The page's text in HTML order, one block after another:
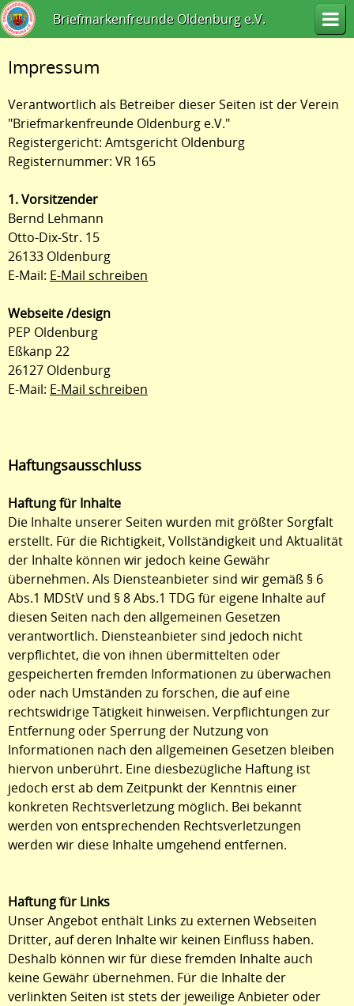
Briefmarkenfreunde Oldenburg e.V.
Impressum
Verantwortlich als Betreiber dieser Seiten ist der Verein
"Briefmarkenfreunde Oldenburg e.V."
Registergericht: Amtsgericht Oldenburg
Registernummer: VR 165
1. Vorsitzender
Bernd Lehmann
Otto-Dix-Str. 15
26133 Oldenburg
E-Mail: E-Mail schreiben
Webseite /design
PEP Oldenburg
Eßkanp 22
26127 Oldenburg
E-Mail: E-Mail schreiben
Haftungsausschluss
Haftung für Inhalte
Die Inhalte unserer Seiten wurden mit größter Sorgfalt
erstellt. Für die Richtigkeit, Vollständigkeit und Aktualität
der Inhalte können wir jedoch keine Gewähr
übernehmen. Als Diensteanbieter sind wir gemäß § 6
Abs.1 MDStV und § 8 Abs.1 TDG für eigene Inhalte auf
diesen Seiten nach den allgemeinen Gesetzen
verantwortlich. Diensteanbieter sind jedoch nicht
verpflichtet, die von ihnen übermittelten oder
gespeicherten fremden Informationen zu überwachen
oder nach Umständen zu forschen, die auf eine
rechtswidrige Tätigkeit hinweisen. Verpflichtungen zur
Entfernung oder Sperrung der Nutzung von
Informationen nach den allgemeinen Gesetzen bleiben
hiervon unberührt. Eine diesbezügliche Haftung ist
jedoch erst ab dem Zeitpunkt der Kenntnis einer
konkreten Rechtsverletzung möglich. Bei bekannt
werden von entsprechenden Rechtsverletzungen
werden wir diese Inhalte umgehend entfernen.
Haftung für Links
Unser Angebot enthält Links zu externen Webseiten
Dritter, auf deren Inhalte wir keinen Einfluss haben.
Deshalb können wir für diese fremden Inhalte auch
keine Gewähr übernehmen. Für die Inhalte der
verlinkten Seiten ist stets der jeweilige Anbieter oder